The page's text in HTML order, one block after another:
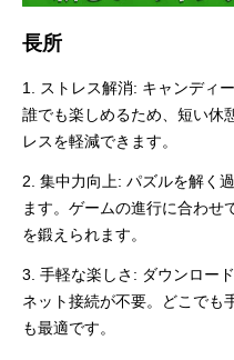
長所
1. ストレス解消: キャンディ
誰でも楽しめるため、短い休
レスを軽減できます。
2. 集中力向上: パズルを解く
ます。ゲームの進行に合わせ
を鍛えられます。
3. 手軽な楽しさ: ダウンロー
ネット接続が不要。どこでも
も最適です。